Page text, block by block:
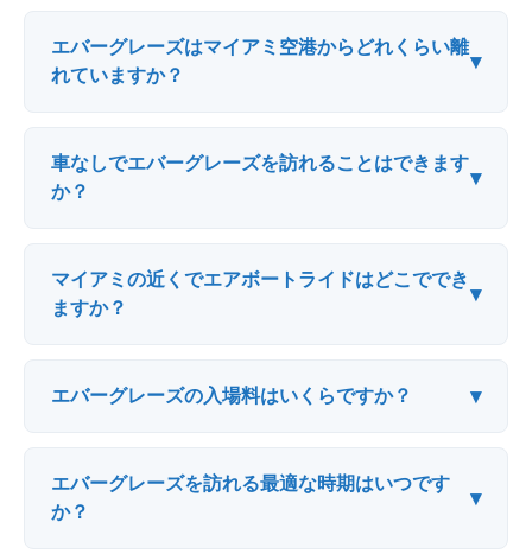
エバーグレーズはマイアミ空港からどれくらい離
れていますか？
▾
車なしでエバーグレーズを訪れることはできます
か？
▾
マイアミの近くでエアボートライドはどこででき
ますか？
▾
エバーグレーズの入場料はいくらですか？ ▾
エバーグレーズを訪れる最適な時期はいつです
か？
▾